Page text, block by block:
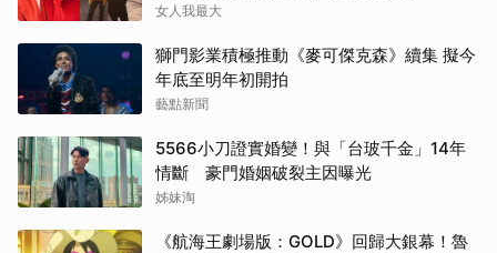
女人我最大
獅門影業積極推動《麥可傑克森》續集 擬今
年底至明年初開拍
藝點新聞
5566小刀證實婚變！與「台玻千金」14年
情斷 豪門婚姻破裂主因曝光
姊妹淘
《航海王劇場版：GOLD》回歸大銀幕！魯